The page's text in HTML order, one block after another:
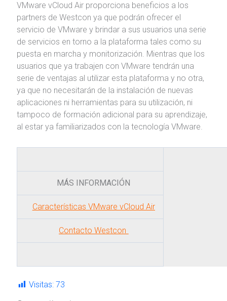
VMware vCloud Air proporciona beneficios a los
partners de Westcon ya que podrán ofrecer el
servicio de VMware y brindar a sus usuarios una serie
de servicios en torno a la plataforma tales como su
puesta en marcha y monitorización. Mientras que los
usuarios que ya trabajen con VMware tendrán una
serie de ventajas al utilizar esta plataforma y no otra,
ya que no necesitarán de la instalación de nuevas
aplicaciones ni herramientas para su utilización, ni
tampoco de formación adicional para su aprendizaje,
al estar ya familiarizados con la tecnología VMware.
MÁS INFORMACIÓN
Características VMware vCloud Air
Contacto Westcon
Visitas: 73